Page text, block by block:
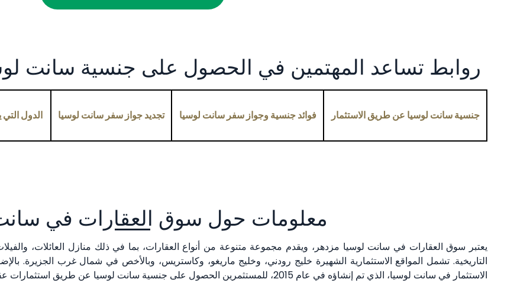
روابط تساعد المهتمين في الحصول على جنسية سانت
جنسية سانت لوسيا عن طريق الاستثمار فوائد جنسية وجواز سفر سانت لوسيا تجديد جواز سفر سانت لوسيا الدول
معلومات حول سوق العقارات في
يعتبر سوق العقارات في سانت لوسيا مزدهر، ويقدم مجموعة متنوعة من أنواع العقارات، بما في ذلك منازل العائلات، والفيلات
التاريخية. تشمل المواقع الاستثمارية الشهيرة خليج رودني، وخليج ماريغو، وكاستريس، وبالأخص في شمال غرب الجزيرة.
الاستثمار في سانت لوسيا، الذي تم إنشاؤه في عام 2015، للمستثمرين الحصول على جنسية سانت لوسيا عن طريق استثمارات عقارية كبيرة، مما يزيد من جاذبيتها للمشترين المحتملين.